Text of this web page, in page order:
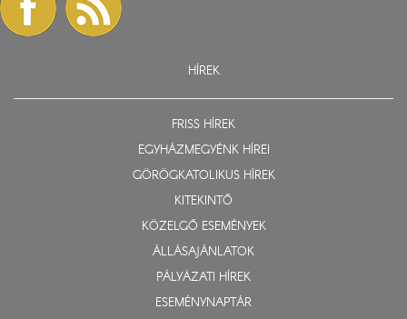
HÍREK
FRISS HÍREK
EGYHÁZMEGYÉNK HÍREI
GÖRÖGKATOLIKUS HÍREK
KITEKINTŐ
KÖZELGŐ ESEMÉNYEK
ÁLLÁSAJÁNLATOK
PÁLYÁZATI HÍREK
ESEMÉNYNAPTÁR